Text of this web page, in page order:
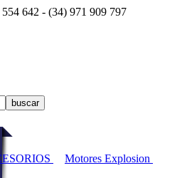
642 - (34) 971 909 797
Motores Explosion